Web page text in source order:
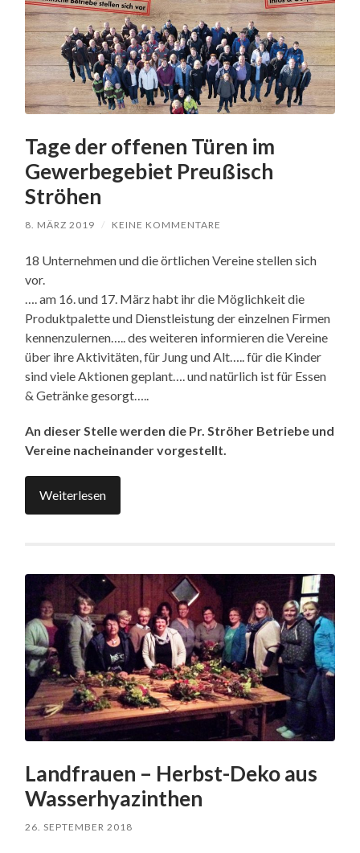
Tage der offenen Türen im
Gewerbegebiet Preußisch
Ströhen
8. MÄRZ 2019 / KEINE KOMMENTARE
18 Unternehmen und die örtlichen Vereine stellen sich
vor.
…. am 16. und 17. März habt ihr die Möglichkeit die
Produktpalette und Dienstleistung der einzelnen Firmen
kennenzulernen….. des weiteren informieren die Vereine
über ihre Aktivitäten, für Jung und Alt….. für die Kinder
sind viele Aktionen geplant…. und natürlich ist für Essen
& Getränke gesorgt…..
An dieser Stelle werden die Pr. Ströher Betriebe und
Vereine nacheinander vorgestellt.
Weiterlesen
Landfrauen – Herbst-Deko aus
Wasserhyazinthen
26. SEPTEMBER 2018